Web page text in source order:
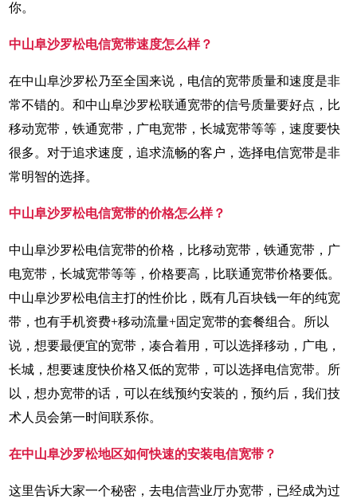
你。
中山阜沙罗松电信宽带速度怎么样？
在中山阜沙罗松乃至全国来说，电信的宽带质量和速度是非
常不错的。和中山阜沙罗松联通宽带的信号质量要好点，比
移动宽带，铁通宽带，广电宽带，长城宽带等等，速度要快
很多。对于追求速度，追求流畅的客户，选择电信宽带是非
常明智的选择。
中山阜沙罗松电信宽带的价格怎么样？
中山阜沙罗松电信宽带的价格，比移动宽带，铁通宽带，广
电宽带，长城宽带等等，价格要高，比联通宽带价格要低。
中山阜沙罗松电信主打的性价比，既有几百块钱一年的纯宽
带，也有手机资费+移动流量+固定宽带的套餐组合。所以
说，想要最便宜的宽带，凑合着用，可以选择移动，广电，
长城，想要速度快价格又低的宽带，可以选择电信宽带。所
以，想办宽带的话，可以在线预约安装的，预约后，我们技
术人员会第一时间联系你。
在中山阜沙罗松地区如何快速的安装电信宽带？
这里告诉大家一个秘密，去电信营业厅办宽带，已经成为过